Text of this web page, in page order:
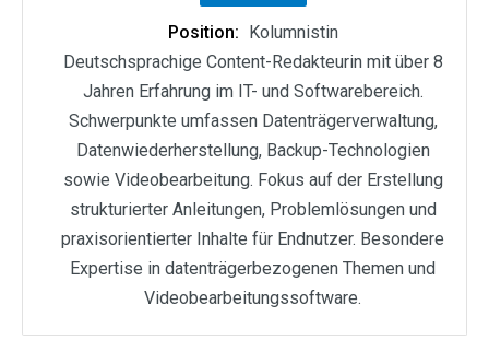
Position:
Kolumnistin
Deutschsprachige Content-Redakteurin mit über 8
Jahren Erfahrung im IT- und Softwarebereich.
Schwerpunkte umfassen Datenträgerverwaltung,
Datenwiederherstellung, Backup-Technologien
sowie Videobearbeitung. Fokus auf der Erstellung
strukturierter Anleitungen, Problemlösungen und
praxisorientierter Inhalte für Endnutzer. Besondere
Expertise in datenträgerbezogenen Themen und
Videobearbeitungssoftware.